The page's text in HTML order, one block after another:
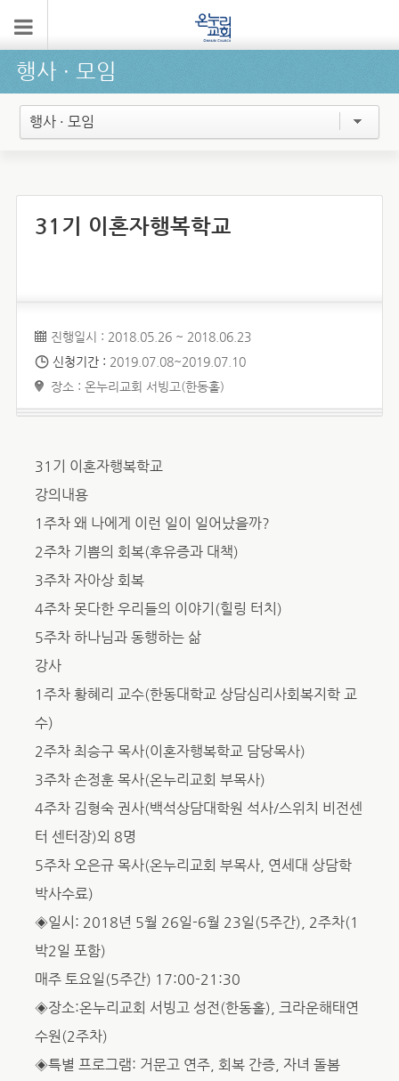
행사 ∙ 모임
행사 · 모임
31기 이혼자행복학교
진행일시 : 2018.05.26 ~ 2018.06.23
신청기간 : 2019.07.08~2019.07.10
장소 : 온누리교회 서빙고(한동홀)
31기 이혼자행복학교
강의내용
1주차 왜 나에게 이런 일이 일어났을까?
2주차 기쁨의 회복(후유증과 대책)
3주차 자아상 회복
4주차 못다한 우리들의 이야기(힐링 터치)
5주차 하나님과 동행하는 삶
강사
1주차 황혜리 교수(한동대학교 상담심리사회복지학 교
수)
2주차 최승구 목사(이혼자행복학교 담당목사)
3주차 손정훈 목사(온누리교회 부목사)
4주차 김형숙 권사(백석상담대학원 석사/스위치 비전센
터 센터장)외 8명
5주차 오은규 목사(온누리교회 부목사, 연세대 상담학
박사수료)
◈일시: 2018년 5월 26일-6월 23일(5주간), 2주차(1
박2일 포함)
매주 토요일(5주간) 17:00-21:30
◈장소:온누리교회 서빙고 성전(한동홀), 크라운해태연
수원(2주차)
◈특별 프로그램: 거문고 연주, 회복 간증, 자녀 돌봄